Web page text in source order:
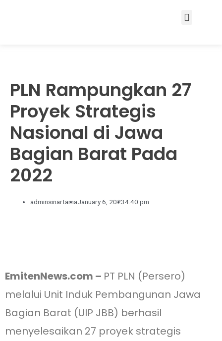
PLN Rampungkan 27
Proyek Strategis
Nasional di Jawa
Bagian Barat Pada
2022
adminsinartamaJanuary 6, 20234:40 pm
EmitenNews.com – PT PLN (Persero)
melalui Unit Induk Pembangunan Jawa
Bagian Barat (UIP JBB) berhasil
menyelesaikan 27 proyek strategis